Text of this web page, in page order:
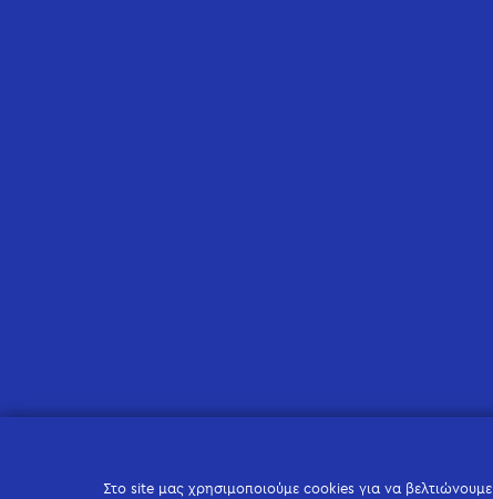
Στο site μας χρησιμοποιούμε cookies για να